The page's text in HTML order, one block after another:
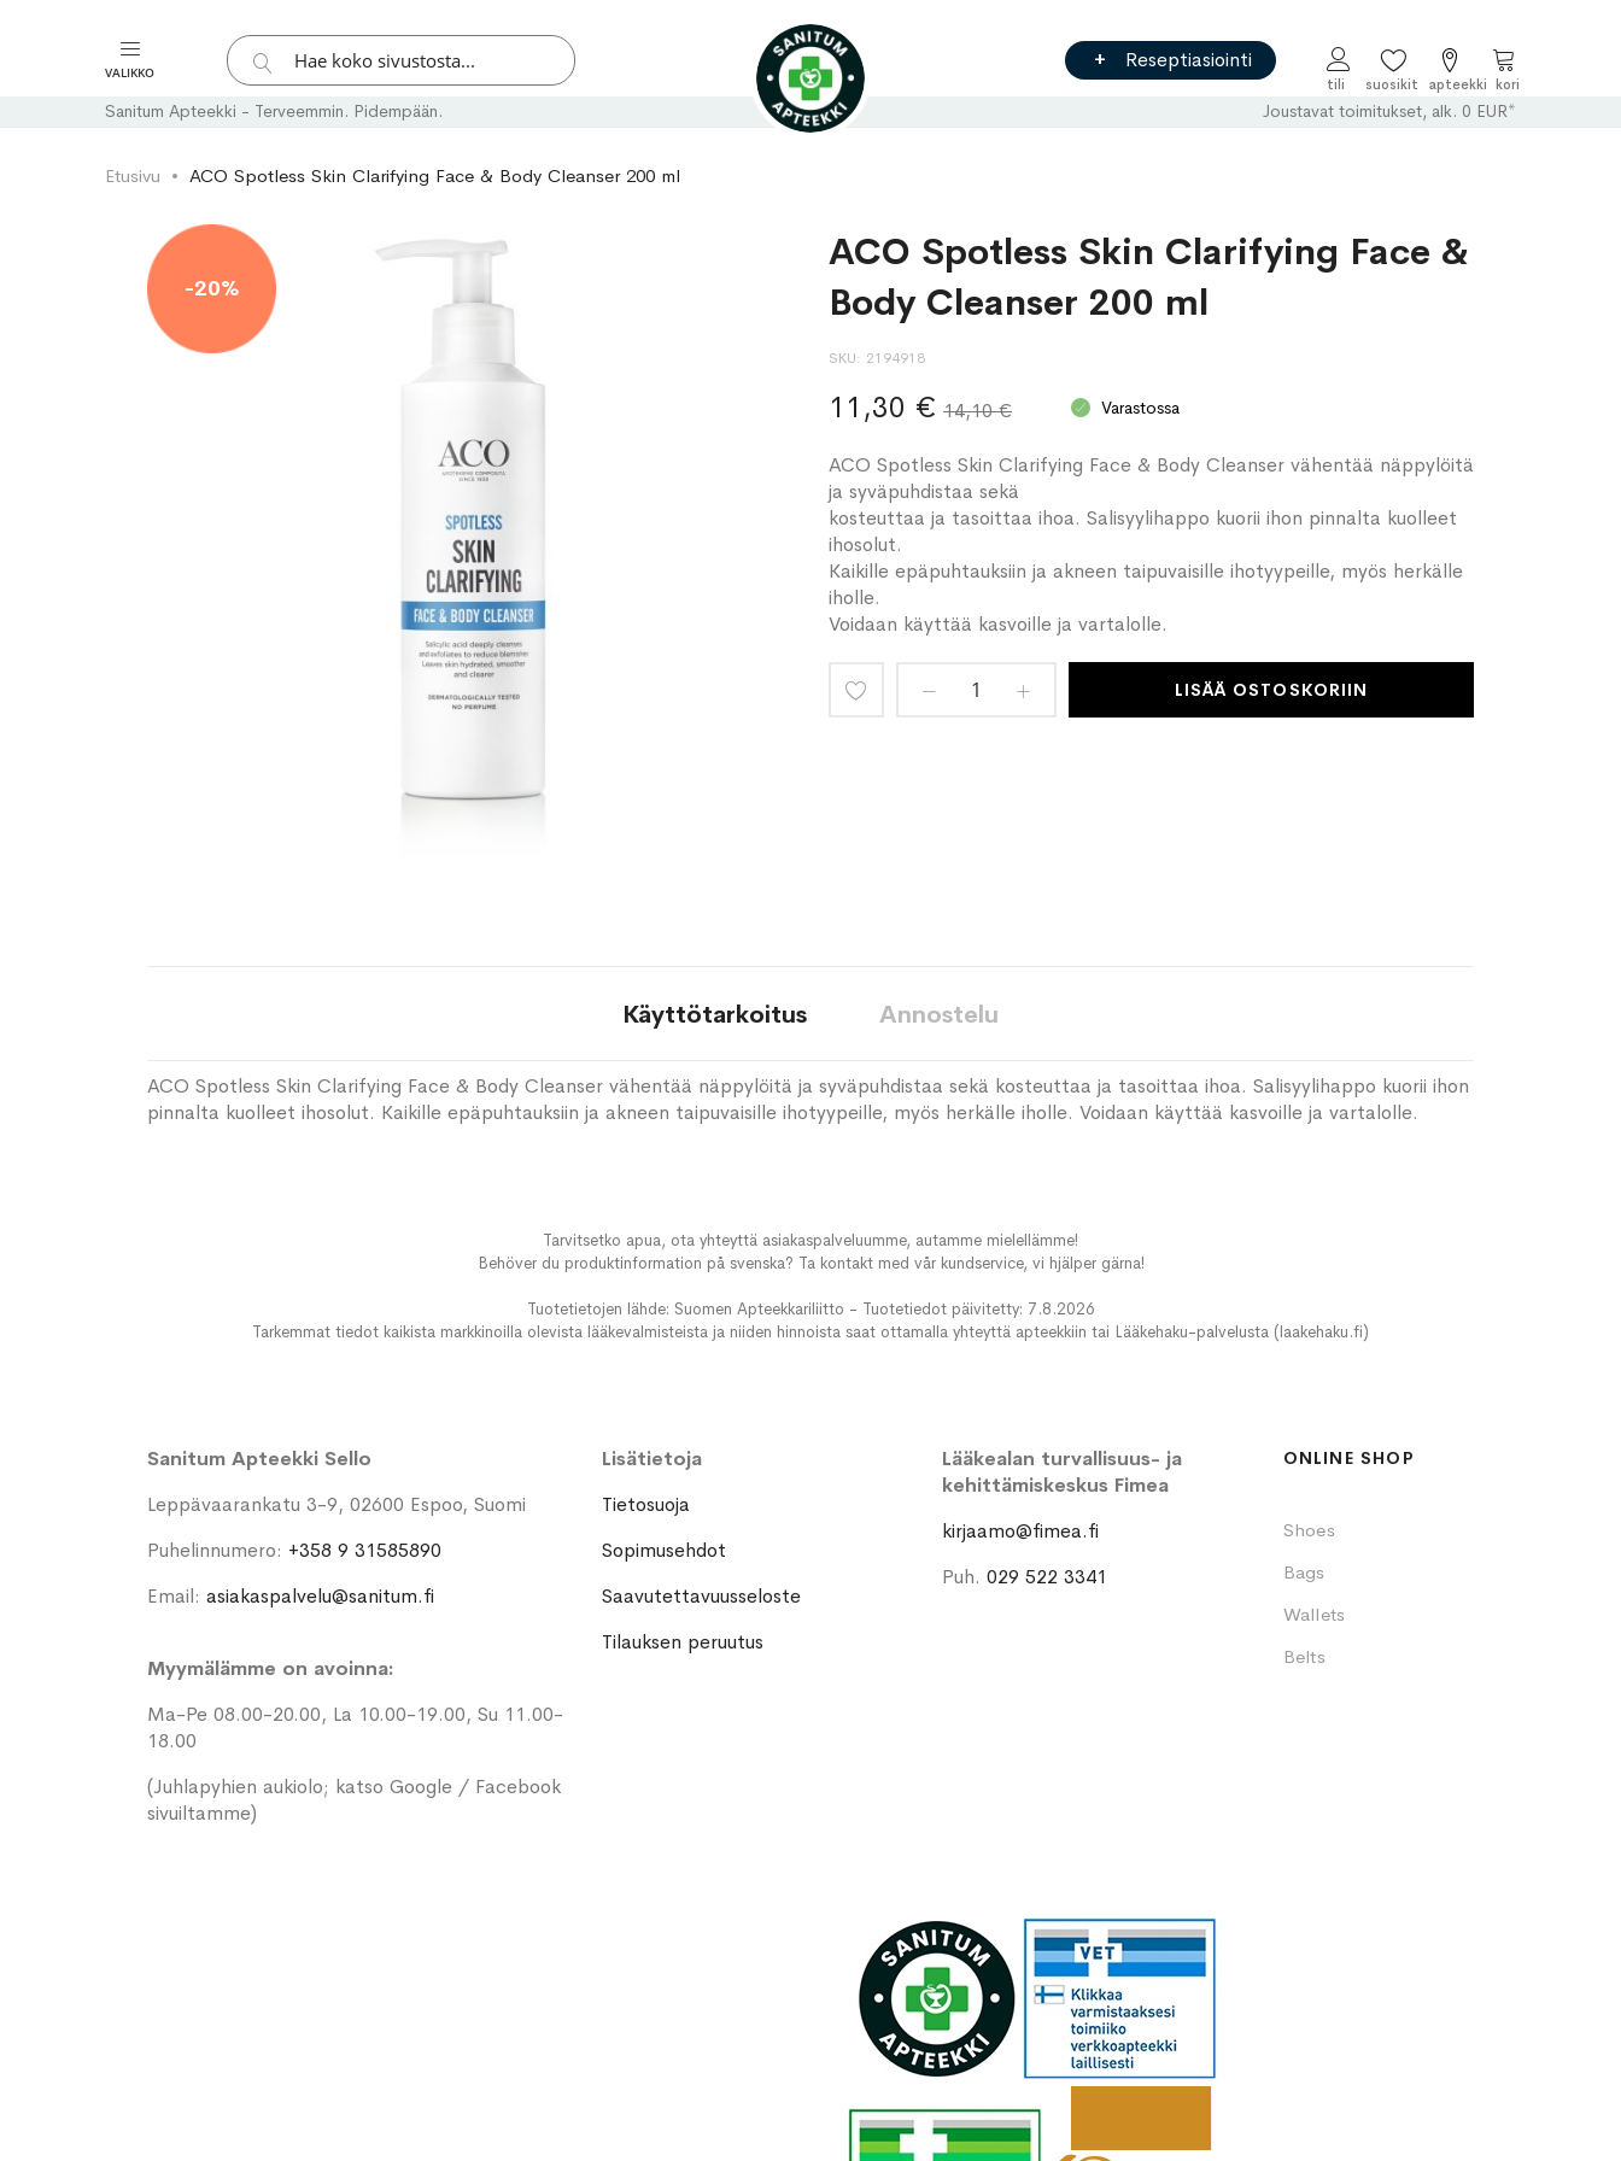
VALIKKO
Hae
Hae
Reseptiasiointi
Ostoskori
Sanitum Apteekki - Terveemmin. Pidempään. Joustavat toimitukset, alk. 0 EUR*
Etusivu ACO Spotless Skin Clarifying Face & Body Cleanser 200 ml
Skip
to
the
end
of
Skip
to
the
beginning
of
-20%
ACO Spotless Skin Clarifying Face &
Body Cleanser 200 ml
SKU 2194918
11,30 € 14,10 € Varastossa
ACO Spotless Skin Clarifying Face & Body Cleanser vähentää näppylöitä
ja syväpuhdistaa sekä
kosteuttaa ja tasoittaa ihoa. Salisyylihappo kuorii ihon pinnalta kuolleet
ihosolut.
Kaikille epäpuhtauksiin ja akneen taipuvaisille ihotyypeille, myös herkälle
iholle.
Voidaan käyttää kasvoille ja vartalolle.
LISÄÄ OSTOSKORIIN
Käyttötarkoitus
ACO Spotless Skin Clarifying Face & Body Cleanser vähentää näppylöitä ja syväpuhdistaa sekä kosteuttaa ja tasoittaa ihoa. Salisyylihappo kuorii ihon
pinnalta kuolleet ihosolut. Kaikille epäpuhtauksiin ja akneen taipuvaisille ihotyypeille, myös herkälle iholle. Voidaan käyttää kasvoille ja vartalolle.
Annostelu
Tarvitsetko apua, ota yhteyttä asiakaspalveluumme, autamme mielellämme!
Behöver du produktinformation på svenska? Ta kontakt med vår kundservice, vi hjälper gärna!
Tuotetietojen lähde: Suomen Apteekkariliitto - Tuotetiedot päivitetty: 7.8.2026
Tarkemmat tiedot kaikista markkinoilla olevista lääkevalmisteista ja niiden hinnoista saat ottamalla yhteyttä apteekkiin tai Lääkehaku-palvelusta (laakehaku.fi)
Sanitum Apteekki Sello
Leppävaarankatu 3-9, 02600 Espoo, Suomi
Puhelinnumero: +358 9 31585890
Email: asiakaspalvelu@sanitum.fi
Myymälämme on avoinna:
Ma-Pe 08.00-20.00, La 10.00-19.00, Su 11.00-
18.00
(Juhlapyhien aukiolo; katso Google / Facebook
sivuiltamme)
Lisätietoja
Tietosuoja
Sopimusehdot
Saavutettavuusseloste
Tilauksen peruutus
Lääkealan turvallisuus- ja
kehittämiskeskus Fimea
kirjaamo@fimea.fi
Puh.029 522 3341
ONLINE SHOP
Shoes
Bags
Wallets
Belts